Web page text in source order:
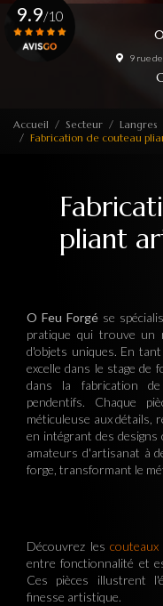
9 rue
9.9/10
Accueil Secteur
Langres
Fabrication de couteau
pliant
O Feu Forgé se
pratique qui trouve un
d'objets uniques. En tant
excelle dans le stage de
dans la fabrication
pendentifs. Chaque
méticuleuse aux
en intégrant des designs
amateurs d'artisanat à
forge, transformant le
Découvrez les
entre fonctionnalité et
Ces pièces illustrent
finesse artistique.